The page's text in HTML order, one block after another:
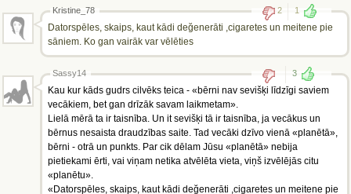
Kristine_78 2 1
Datorspēles, skaips, kaut kādi değenerāti ,cigaretes un meitene pie
sāniem. Ko gan vairāk var vēlēties
Sassy14 3
Kau kur kāds gudrs cilvēks teica - «bērni nav sevišķi līdzīgi saviem
vecākiem, bet gan drīzāk savam laikmetam».
Lielā mērā ta ir taisnība. Un it sevišķi tā ir taisnība, ja vecākus un
bērnus nesaista draudzības saite. Tad vecāki dzīvo vienā «planētā»,
bērni - otrā un punkts. Par cik dēlam Jūsu «planētā» nebija
pietiekami ērti, vai viņam netika atvēlēta vieta, viņš izvēlējās citu
«planētu».
«Datorspēles, skaips, kaut kādi değenerāti ,cigaretes un meitene pie